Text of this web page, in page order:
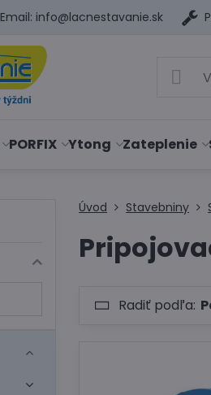
Email: info@lacnestavanie.sk
PORFIX Ytong Zateplenie
Úvod Stavebniny
Radiť podľa: